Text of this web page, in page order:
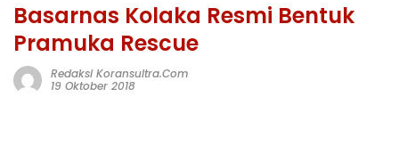
Basarnas Kolaka Resmi Bentuk
Pramuka Rescue
Redaksi Koransultra.com
19 Oktober 2018